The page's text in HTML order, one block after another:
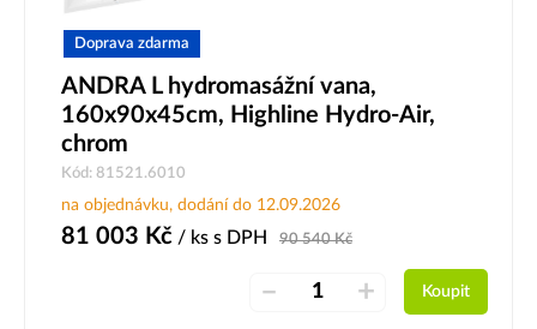
Doprava zdarma
ANDRA L hydromasážní vana,
160x90x45cm, Highline Hydro-Air,
chrom
Kód: 81521.6010
na objednávku, dodání do 12.09.2026
81 003 Kč / ks s DPH 90 540Kč
– + Koupit